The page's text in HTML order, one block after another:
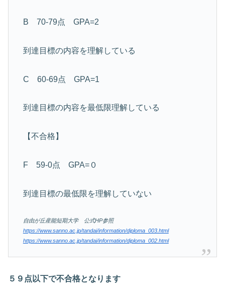
B 70-79点 GPA=2
到達目標の内容を理解している
C 60-69点 GPA=1
到達目標の内容を最低限理解している
【不合格】
F 59-0点 GPA=０
到達目標の最低限を理解していない
自由が丘産能短期大学 公式HP参照
https://www.sanno.ac.jp/tandai/information/diploma_003.html
https://www.sanno.ac.jp/tandai/information/diploma_002.html
５９点以下で不合格となります